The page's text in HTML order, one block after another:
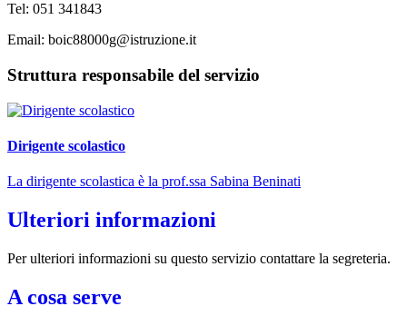
Tel: 051 341843
Email: boic88000g@istruzione.it
Struttura responsabile del servizio
Dirigente scolastico
La dirigente scolastica è la prof.ssa Sabina Beninati
Ulteriori informazioni
Per ulteriori informazioni su questo servizio contattare la segreteria.
A cosa serve